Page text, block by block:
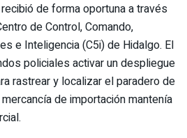
de forma oportuna a través
de Control, Comando,
e Inteligencia (C5i) de Hidalgo. El
policiales activar un despliegue
rastrear y localizar el paradero de
de importación mantenía